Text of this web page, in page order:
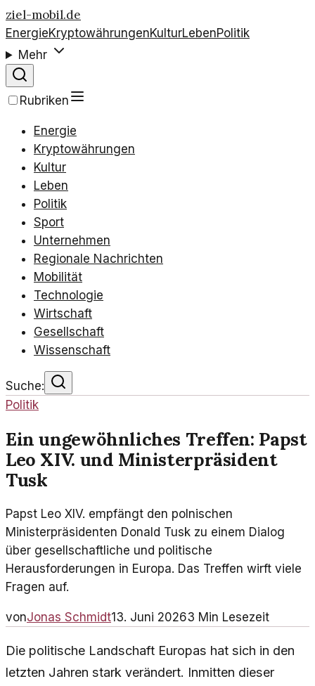
ziel-mobil.de
EnergieKryptowährungenKulturLebenPolitik
Mehr
Rubriken
Energie
Kryptowährungen
Kultur
Leben
Politik
Sport
Unternehmen
Regionale Nachrichten
Mobilität
Technologie
Wirtschaft
Gesellschaft
Wissenschaft
Suche:
Politik
Ein ungewöhnliches Treffen: Papst
Leo XIV. und Ministerpräsident
Tusk
Papst Leo XIV. empfängt den polnischen
Ministerpräsidenten Donald Tusk zu einem Dialog
über gesellschaftliche und politische
Herausforderungen in Europa. Das Treffen wirft viele
Fragen auf.
vonJonas Schmidt13. Juni 20263 Min Lesezeit
Die politische Landschaft Europas hat sich in den
letzten Jahren stark verändert. Inmitten dieser